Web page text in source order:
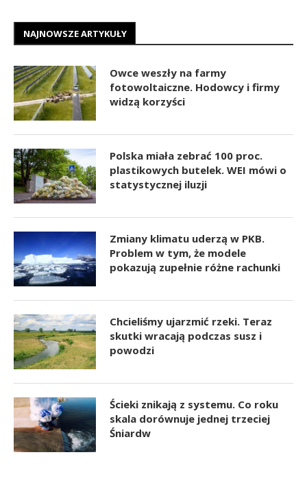
NAJNOWSZE ARTYKUŁY
Owce weszły na farmy
fotowoltaiczne. Hodowcy i firmy
widzą korzyści
Polska miała zebrać 100 proc.
plastikowych butelek. WEI mówi o
statystycznej iluzji
Zmiany klimatu uderzą w PKB.
Problem w tym, że modele
pokazują zupełnie różne rachunki
Chcieliśmy ujarzmić rzeki. Teraz
skutki wracają podczas susz i
powodzi
Ścieki znikają z systemu. Co roku
skala dorównuje jednej trzeciej
Śniardw